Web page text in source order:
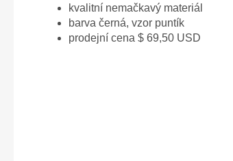
kvalitní nemačkavý materiál
barva černá, vzor puntík
prodejní cena $ 69,50 USD